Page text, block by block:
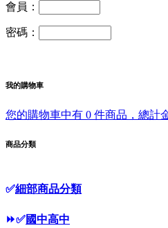
會員：
密碼：
我的購物車
您的購物車中有 0 件商品，總計
商品分類
✅細部商品分類
⏩✅國中高中